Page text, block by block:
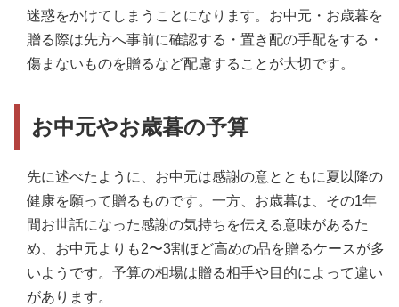
迷惑をかけてしまうことになります。お中元・お歳暮を
贈る際は先方へ事前に確認する・置き配の手配をする・
傷まないものを贈るなど配慮することが大切です。
お中元やお歳暮の予算
先に述べたように、お中元は感謝の意とともに夏以降の
健康を願って贈るものです。一方、お歳暮は、その1年
間お世話になった感謝の気持ちを伝える意味があるた
め、お中元よりも2〜3割ほど高めの品を贈るケースが多
いようです。予算の相場は贈る相手や目的によって違い
があります。